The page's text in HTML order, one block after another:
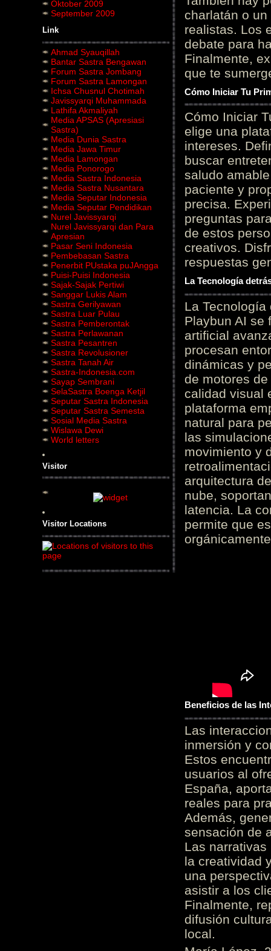
Oktober 2009
September 2009
Link
Ahmad Syauqillah
Bantar Sastra Bengawan
Forum Sastra Jombang
Forum Sastra Lamongan
Ichsa Chusnul Chotimah
Javissyarqi Muhammada
Lathifa Akmaliyah
Media APSAS (Apresiasi
Sastra)
Media Dunia Sastra
Media Jawa Timur
Media Lamongan
Media Ponorogo
Media Sastra Indonesia
Media Sastra Nusantara
Media Seputar Indonesia
Media Seputar Pendidikan
Nurel Javissyarqi
Nurel Javissyarqi dan Para
Apresian
Pasar Seni Indonesia
Pembebasan Sastra
Penerbit PUstaka puJAngga
Puisi-Puisi Indonesia
Sajak-Sajak Pertiwi
Sanggar Lukis Alam
Sastra Gerilyawan
Sastra Luar Pulau
Sastra Pemberontak
Sastra Perlawanan
Sastra Pesantren
Sastra Revolusioner
Sastra Tanah Air
Sastra-Indonesia.com
Sayap Sembrani
SelaSastra Boenga Ketjil
Seputar Sastra Indonesia
Seputar Sastra Semesta
Sosial Media Sastra
Wislawa Dewi
World letters
Visitor
Visitor Locations
charlatán o
realistas. Los
debate para
Finalmente,
que te
Cómo Iniciar Tu
Cómo Iniciar
elige una
intereses.
buscar
saludo
paciente y
precisa.
preguntas
de estos
creativos.
respuestas
La Tecnología
La
Playbun AI se
artificial
procesan
dinámicas y
de motores
calidad visual
plataforma
natural para
las
movimiento y
arquitectura
nube,
latencia. La
permite que
Beneficios de las
Las
inmersión y
Estos
usuarios al
España,
reales para
Además,
sensación de
Las
la creatividad
una
asistir a los
Finalmente,
difusión
local.